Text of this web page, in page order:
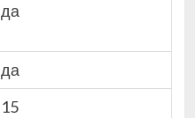
да
да
15